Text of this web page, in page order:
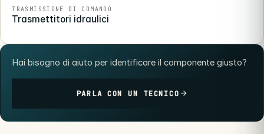
TRASMISSIONE DI COMANDO
Trasmettitori idraulici
Hai bisogno di aiuto per identificare il componente giusto?
PARLA CON UN TECNICO